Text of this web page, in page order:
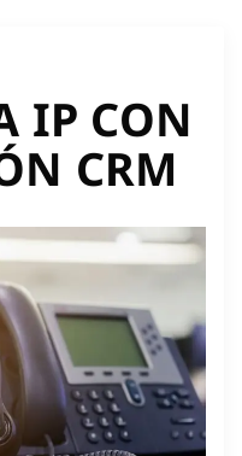
IP CON
CRM